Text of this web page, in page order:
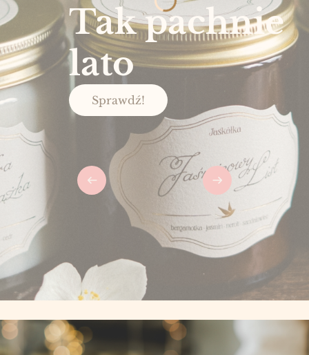
Tak pachnie
lato
Sprawdź!